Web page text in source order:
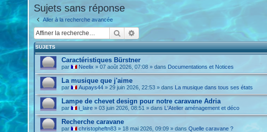
Sujets sans réponse
Aller à la recherche avancée
RechercherRecherche avancée
SUJETS
Caractéristiques Bürstner
par Neelix »07 août 2026, 07:08 » dans Documentations et Notices
La musique que j'aime
par Aupays44 »29 juin 2026, 22:53 » dans La musique dans tous ses états
Lampe de chevet design pour notre caravane Adria
par i_laire »03 juin 2026, 08:51 » dans L'Atelier aménagement et déco
Recherche caravane
par christopheftn83 » 18 mai 2026, 09:09 » dansQuelle caravane ?